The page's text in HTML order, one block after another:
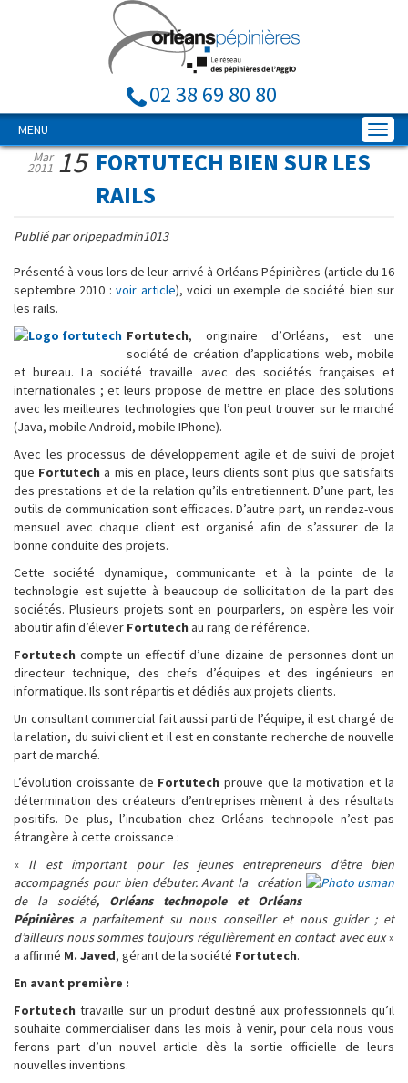
02 38 69 80 80
MENU
FORTUTECH BIEN SUR LES
RAILS
Mar
2011 15
Publié par orlpepadmin1013
Présenté à vous lors de leur arrivé à Orléans Pépinières (article du 16
septembre 2010 :voir article), voici un exemple de société bien sur
les rails.
Fortutech, originaire d’Orléans, est une
société de création d’applications web, mobile
et bureau. La société travaille avec des sociétés françaises et
internationales ; et leurs propose de mettre en place des solutions
avec les meilleures technologies que l’on peut trouver sur le marché
(Java, mobile Android, mobile IPhone).
Avec les processus de développement agile et de suivi de projet
que Fortutech a mis en place, leurs clients sont plus que satisfaits
des prestations et de la relation qu’ils entretiennent. D’une part, les
outils de communication sont efficaces. D’autre part, un rendez-vous
mensuel avec chaque client est organisé afin de s’assurer de la
bonne conduite des projets.
Cette société dynamique, communicante et à la pointe de la
technologie est sujette à beaucoup de sollicitation de la part des
sociétés. Plusieurs projets sont en pourparlers, on espère les voir
aboutir afin d’élever Fortutech au rang de référence.
Fortutech compte un effectif d’une dizaine de personnes dont un
directeur technique, des chefs d’équipes et des ingénieurs en
informatique. Ils sont répartis et dédiés aux projets clients.
Un consultant commercial fait aussi parti de l’équipe, il est chargé de
la relation, du suivi client et il est en constante recherche de nouvelle
part de marché.
L’évolution croissante de Fortutech prouve que la motivation et la
détermination des créateurs d’entreprises mènent à des résultats
positifs. De plus, l’incubation chez Orléans technopole n’est pas
étrangère à cette croissance :
« Il est important pour les jeunes entrepreneurs d’être bien
accompagnés pour bien débuter. Avant lacréation
de la société, Orléans technopole et Orléans
Pépinièresa parfaitement su nous conseiller et nous guider ; et
d’ailleurs nous sommes toujours régulièrement en contact avec eux»
a affirmé M. Javed, gérant de la société Fortutech.
En avant première :
Fortutech travaille sur un produit destiné aux professionnels qu’il
souhaite commercialiser dans les mois à venir, pour cela nous vous
ferons part d’un nouvel article dès la sortie officielle de leurs
nouvelles inventions.